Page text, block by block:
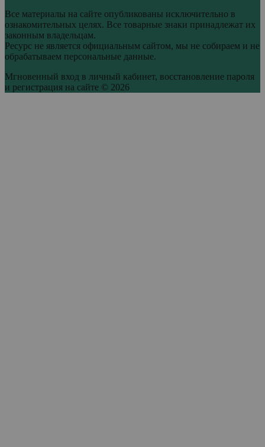
Все материалы на сайте опубликованы исключительно в
ознакомительных целях. Все товарные знаки принадлежат их
законным владельцам.
Ресурс не является официальным сайтом, мы не собираем и не
обрабатываем персональные данные.
Мгновенный вход в личный кабинет, восстановление пароля
и регистрация на сайте © 2026